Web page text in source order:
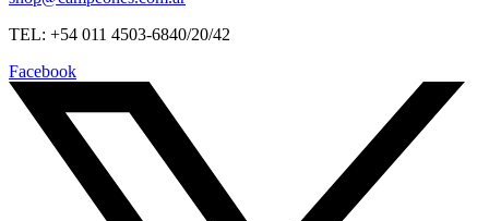
TEL: +54 011 4503-6840/20/42
Facebook